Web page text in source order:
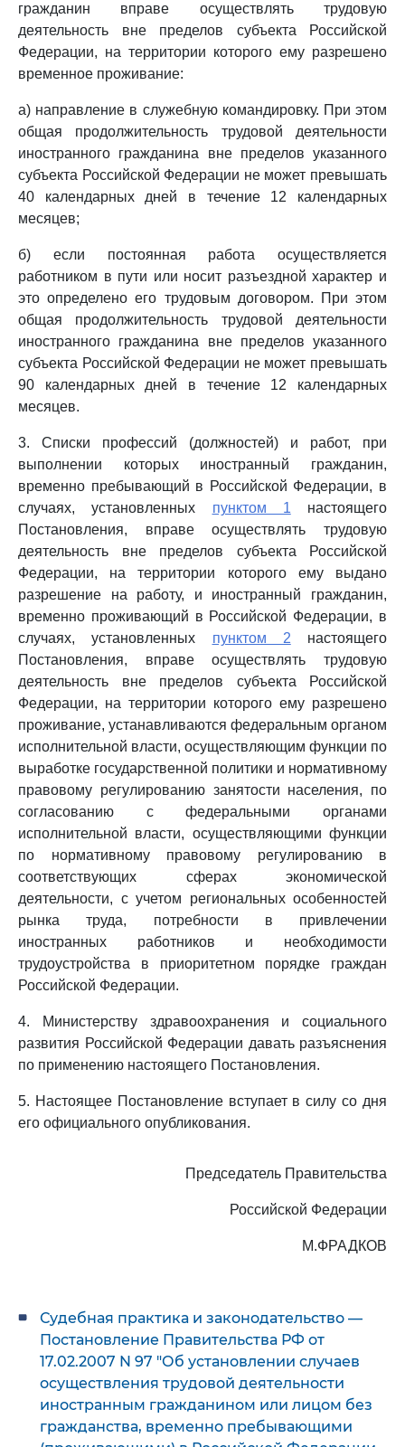
гражданин вправе осуществлять трудовую
деятельность вне пределов субъекта Российской
Федерации, на территории которого ему разрешено
временное проживание:
а) направление в служебную командировку. При этом
общая продолжительность трудовой деятельности
иностранного гражданина вне пределов указанного
субъекта Российской Федерации не может превышать
40 календарных дней в течение 12 календарных
месяцев;
б) если постоянная работа осуществляется
работником в пути или носит разъездной характер и
это определено его трудовым договором. При этом
общая продолжительность трудовой деятельности
иностранного гражданина вне пределов указанного
субъекта Российской Федерации не может превышать
90 календарных дней в течение 12 календарных
месяцев.
3. Списки профессий (должностей) и работ, при
выполнении которых иностранный гражданин,
временно пребывающий в Российской Федерации, в
случаях, установленных пунктом 1 настоящего
Постановления, вправе осуществлять трудовую
деятельность вне пределов субъекта Российской
Федерации, на территории которого ему выдано
разрешение на работу, и иностранный гражданин,
временно проживающий в Российской Федерации, в
случаях, установленных пунктом 2 настоящего
Постановления, вправе осуществлять трудовую
деятельность вне пределов субъекта Российской
Федерации, на территории которого ему разрешено
проживание, устанавливаются федеральным органом
исполнительной власти, осуществляющим функции по
выработке государственной политики и нормативному
правовому регулированию занятости населения, по
согласованию с федеральными органами
исполнительной власти, осуществляющими функции
по нормативному правовому регулированию в
соответствующих сферах экономической
деятельности, с учетом региональных особенностей
рынка труда, потребности в привлечении
иностранных работников и необходимости
трудоустройства в приоритетном порядке граждан
Российской Федерации.
4. Министерству здравоохранения и социального
развития Российской Федерации давать разъяснения
по применению настоящего Постановления.
5. Настоящее Постановление вступает в силу со дня
его официального опубликования.
Председатель Правительства
Российской Федерации
М.ФРАДКОВ
Судебная практика и законодательство —
Постановление Правительства РФ от
17.02.2007 N 97 "Об установлении случаев
осуществления трудовой деятельности
иностранным гражданином или лицом без
гражданства, временно пребывающими